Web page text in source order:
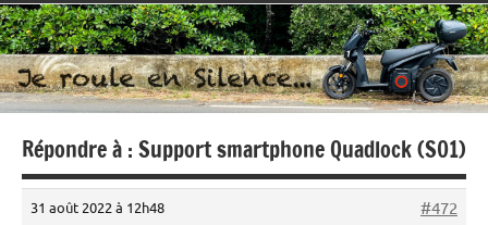
Répondre à : Support smartphone Quadlock (S01)
31 août 2022 à 12h48 #472